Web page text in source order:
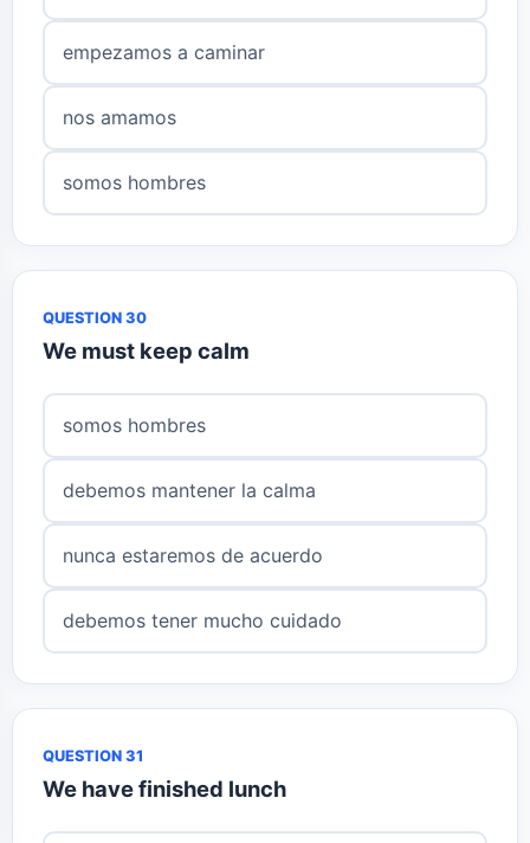
empezamos a caminar
nos amamos
somos hombres
QUESTION 30
We must keep calm
somos hombres
debemos mantener la calma
nunca estaremos de acuerdo
debemos tener mucho cuidado
QUESTION 31
We have finished lunch